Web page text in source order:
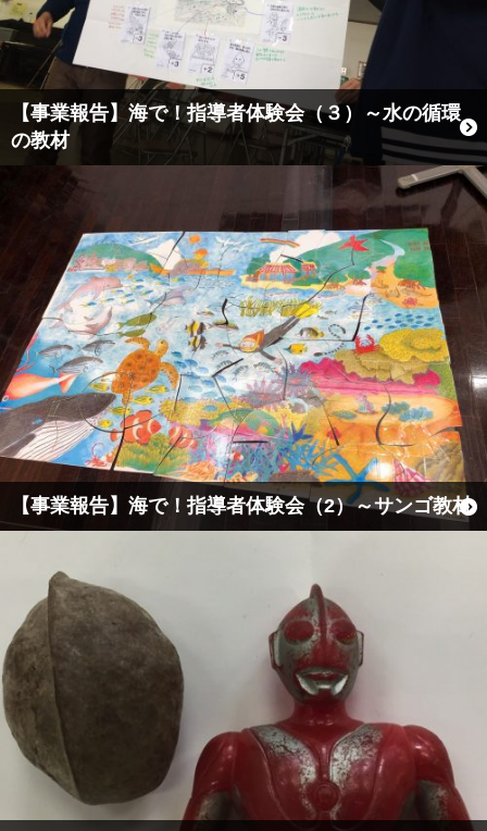
【事業報告】海で！指導者体験会（３）～水の循環
の教材
【事業報告】海で！指導者体験会（2）～サンゴ教材